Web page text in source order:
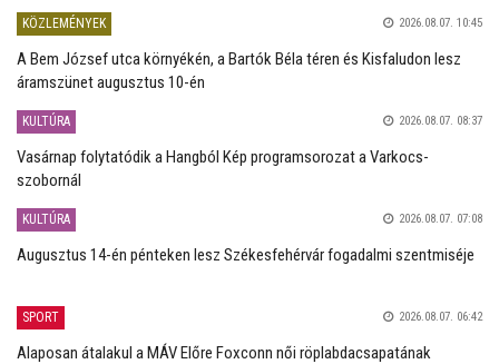
KÖZLEMÉNYEK 2026.08.07. 10:45
A Bem József utca környékén, a Bartók Béla téren és Kisfaludon lesz
áramszünet augusztus 10-én
KULTÚRA 2026.08.07. 08:37
Vasárnap folytatódik a Hangból Kép programsorozat a Varkocs-
szobornál
KULTÚRA 2026.08.07. 07:08
Augusztus 14-én pénteken lesz Székesfehérvár fogadalmi szentmiséje
SPORT 2026.08.07. 06:42
Alaposan átalakul a MÁV Előre Foxconn női röplabdacsapatának